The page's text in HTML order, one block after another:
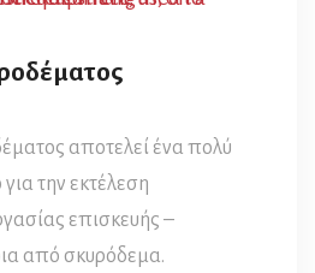
αποτελεί ένα πολύ
την εκτέλεση
επισκευής –
από σκυρόδεμα.